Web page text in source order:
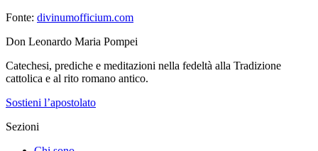
Fonte: divinumofficium.com
Don Leonardo Maria Pompei
Catechesi, prediche e meditazioni nella fedeltà alla Tradizione
cattolica e al rito romano antico.
Sostieni l’apostolato
Sezioni